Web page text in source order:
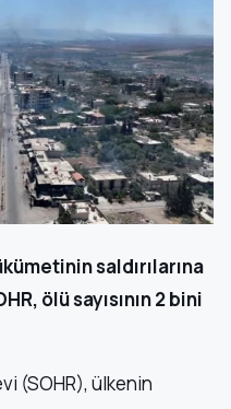
saldırılarına
ölü sayısının 2 bini
(SOHR), ülkenin